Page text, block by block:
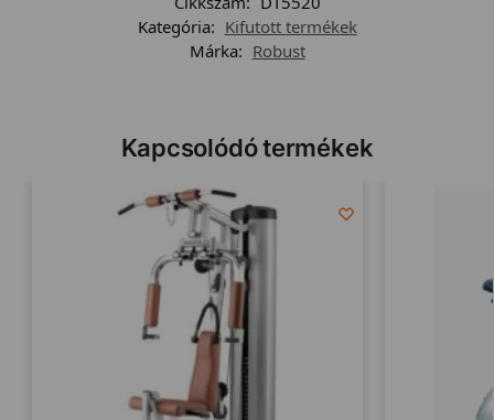
Kategória: Kifutott termékek
Márka: Robust
Kapcsolódó termékek